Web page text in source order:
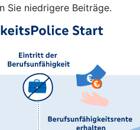
Sie niedrigere Beiträge.